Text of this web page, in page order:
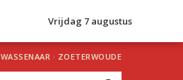
Vrijdag 7 augustus
WASSENAAR · ZOETERWOUDE